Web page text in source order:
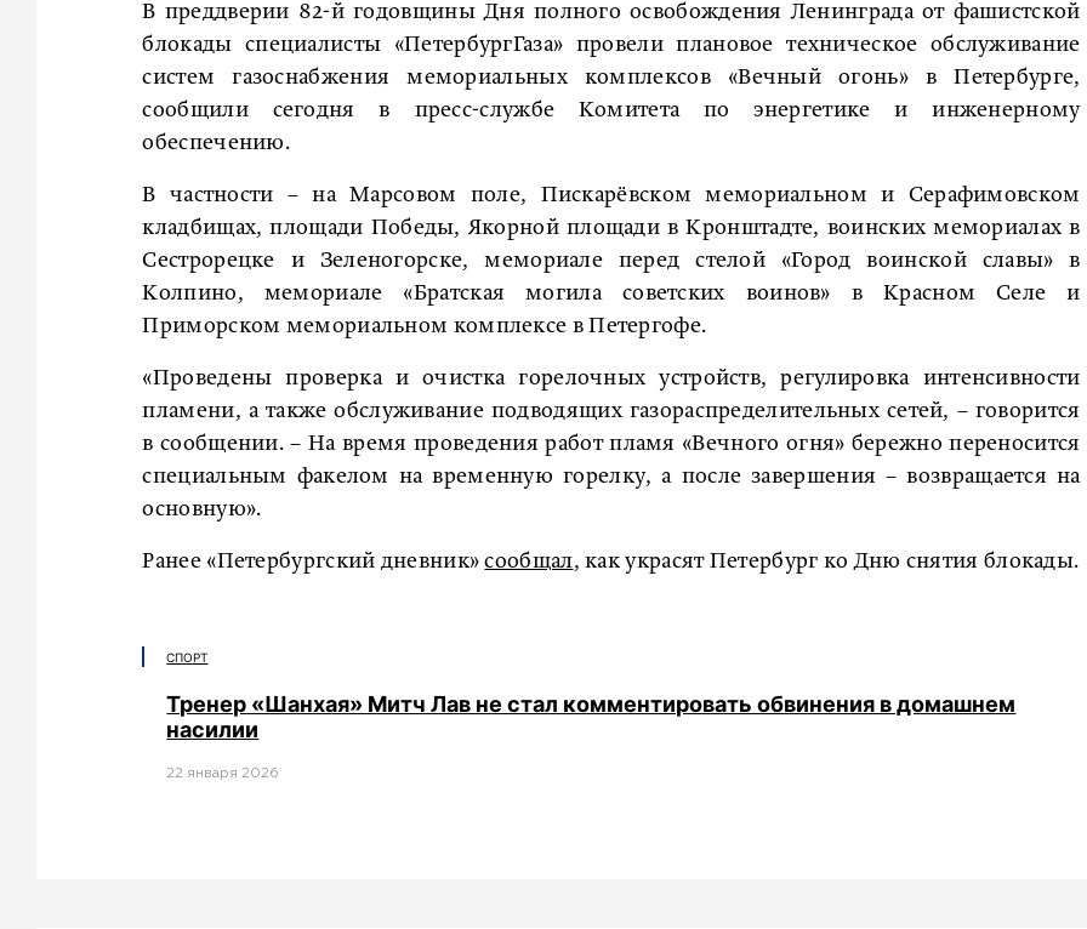
В преддверии 82-й годовщины Дня полного освобождения Ленинграда от фашистской
блокады специалисты «ПетербургГаза» провели плановое техническое обслуживание
систем газоснабжения мемориальных комплексов «Вечный огонь» в Петербурге,
сообщили сегодня в пресс-службе Комитета по энергетике и инженерному
обеспечению.
В частности – на Марсовом поле, Пискарёвском мемориальном и Серафимовском
кладбищах, площади Победы, Якорной площади в Кронштадте, воинских мемориалах в
Сестрорецке и Зеленогорске, мемориале перед стелой «Город воинской славы» в
Колпино, мемориале «Братская могила советских воинов» в Красном Селе и
Приморском мемориальном комплексе в Петергофе.
«Проведены проверка и очистка горелочных устройств, регулировка интенсивности
пламени, а также обслуживание подводящих газораспределительных сетей, – говорится
в сообщении. – На время проведения работ пламя «Вечного огня» бережно переносится
специальным факелом на временную горелку, а после завершения – возвращается на
основную».
Ранее «Петербургский дневник»сообщал, как украсят Петербург ко Дню снятия блокады.
СПОРТ
Тренер «Шанхая» Митч Лав не стал комментировать обвинения в домашнем
насилии
22 января 2026